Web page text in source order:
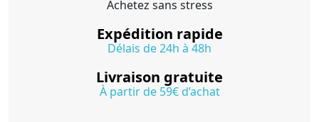
Achetez sans stress
Expédition rapide
Délais de 24h à 48h
Livraison gratuite
À partir de 59€ d’achat